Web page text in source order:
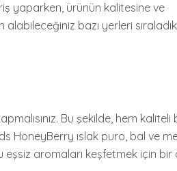
yaparken, ürünün kalitesine ve
bazı yerleri
Bu şekilde, hem kaliteli
HoneyBerry ıslak puro, bal ve
eşsiz aromaları keşfetmek için bir